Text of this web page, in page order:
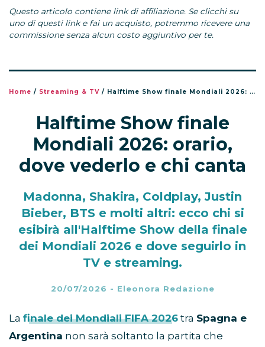
Questo articolo contiene link di affiliazione. Se clicchi su
uno di questi link e fai un acquisto, potremmo ricevere una
commissione senza alcun costo aggiuntivo per te.
Home / Streaming & TV / Halftime Show finale Mondiali 2026: orario, dove vederlo e chi canta
Halftime Show finale
Mondiali 2026: orario,
dove vederlo e chi canta
Madonna, Shakira, Coldplay, Justin
Bieber, BTS e molti altri: ecco chi si
esibirà all'Halftime Show della finale
dei Mondiali 2026 e dove seguirlo in
TV e streaming.
20/07/2026 - Eleonora Redazione
La finale dei Mondiali FIFA 2026 tra Spagna e
Argentina non sarà soltanto la partita che